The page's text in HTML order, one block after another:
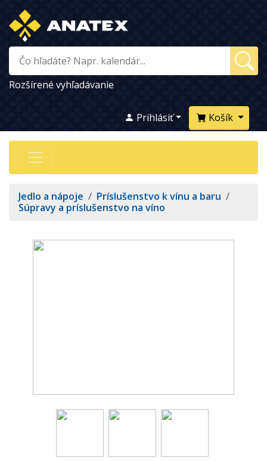
Rozšírené vyhľadávanie
Košík
Prihlásiť
Jedlo a nápoje / Príslušenstvo k vínu a baru /
Súpravy a príslušenstvo na víno